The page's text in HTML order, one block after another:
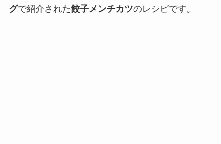
グで紹介された餃子メンチカツのレシピです。